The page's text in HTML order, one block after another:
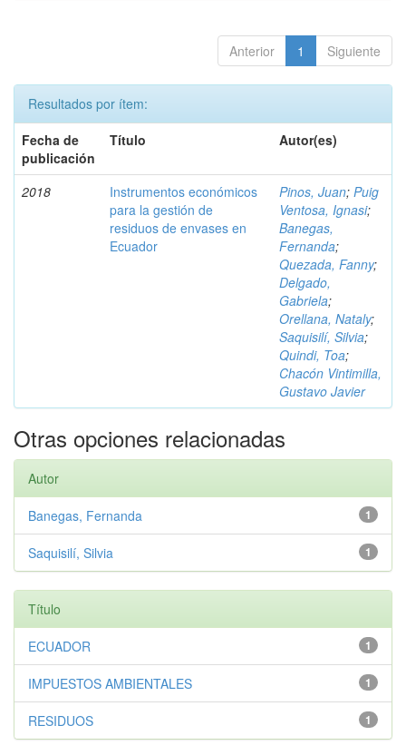
Anterior 1 Siguiente
Resultados por ítem:
Fecha de
publicación
Título Autor(es)
2018
Instrumentos económicos
para la gestión de
residuos de envases en
Ecuador
Pinos, Juan; Puig
Ventosa, Ignasi;
Banegas,
Fernanda;
Quezada, Fanny;
Delgado,
Gabriela;
Orellana, Nataly;
Saquisilí, Silvia;
Quindi, Toa;
Chacón Vintimilla,
Gustavo Javier
Otras opciones relacionadas
Autor
1
Banegas, Fernanda
1
Saquisilí, Silvia
Título
1
ECUADOR
1
IMPUESTOS AMBIENTALES
1
RESIDUOS